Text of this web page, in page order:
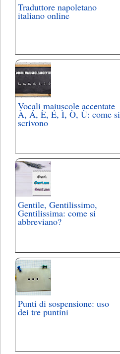
Traduttore napoletano
italiano online
Vocali maiuscole accentate
À, Á, È, É, Ì, Ò, Ù: come si
scrivono
Gentile, Gentilissimo,
Gentilissima: come si
abbreviano?
Punti di sospensione: uso
dei tre puntini